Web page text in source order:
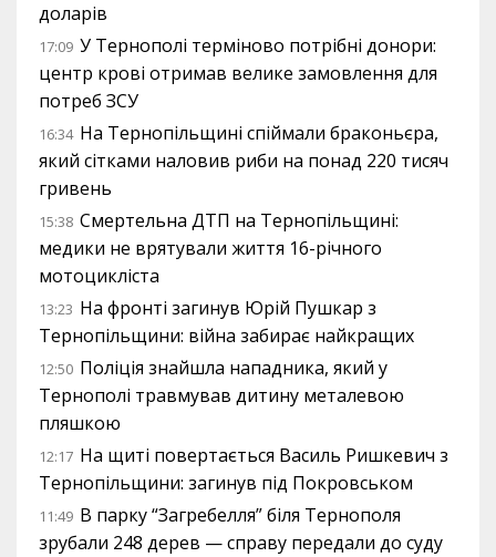
доларів
17:09 У Тернополі терміново потрібні донори:
центр крові отримав велике замовлення для
потреб ЗСУ
16:34 На Тернопільщині спіймали браконьєра,
який сітками наловив риби на понад 220 тисяч
гривень
15:38 Смертельна ДТП на Тернопільщині:
медики не врятували життя 16-річного
мотоцикліста
13:23 На фронті загинув Юрій Пушкар з
Тернопільщини: війна забирає найкращих
12:50 Поліція знайшла нападника, який у
Тернополі травмував дитину металевою
пляшкою
12:17 На щиті повертається Василь Ришкевич з
Тернопільщини: загинув під Покровськом
11:49 В парку “Загребелля” біля Тернополя
зрубали 248 дерев — справу передали до суду